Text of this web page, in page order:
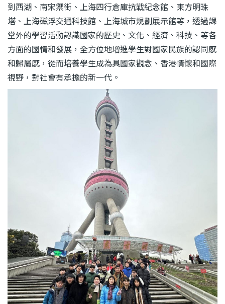
到西湖、南宋禦街、上海四行倉庫抗戰紀念館、東方明珠
塔、上海磁浮交通科技館、上海城市規劃展示館等，透過課
堂外的學習活動認識國家的歷史、文化、經濟、科技、等各
方面的國情和發展，全方位地增進學生對國家民族的認同感
和歸屬感，從而培養學生成為具國家觀念、香港情懷和國際
視野，對社會有承擔的新一代。